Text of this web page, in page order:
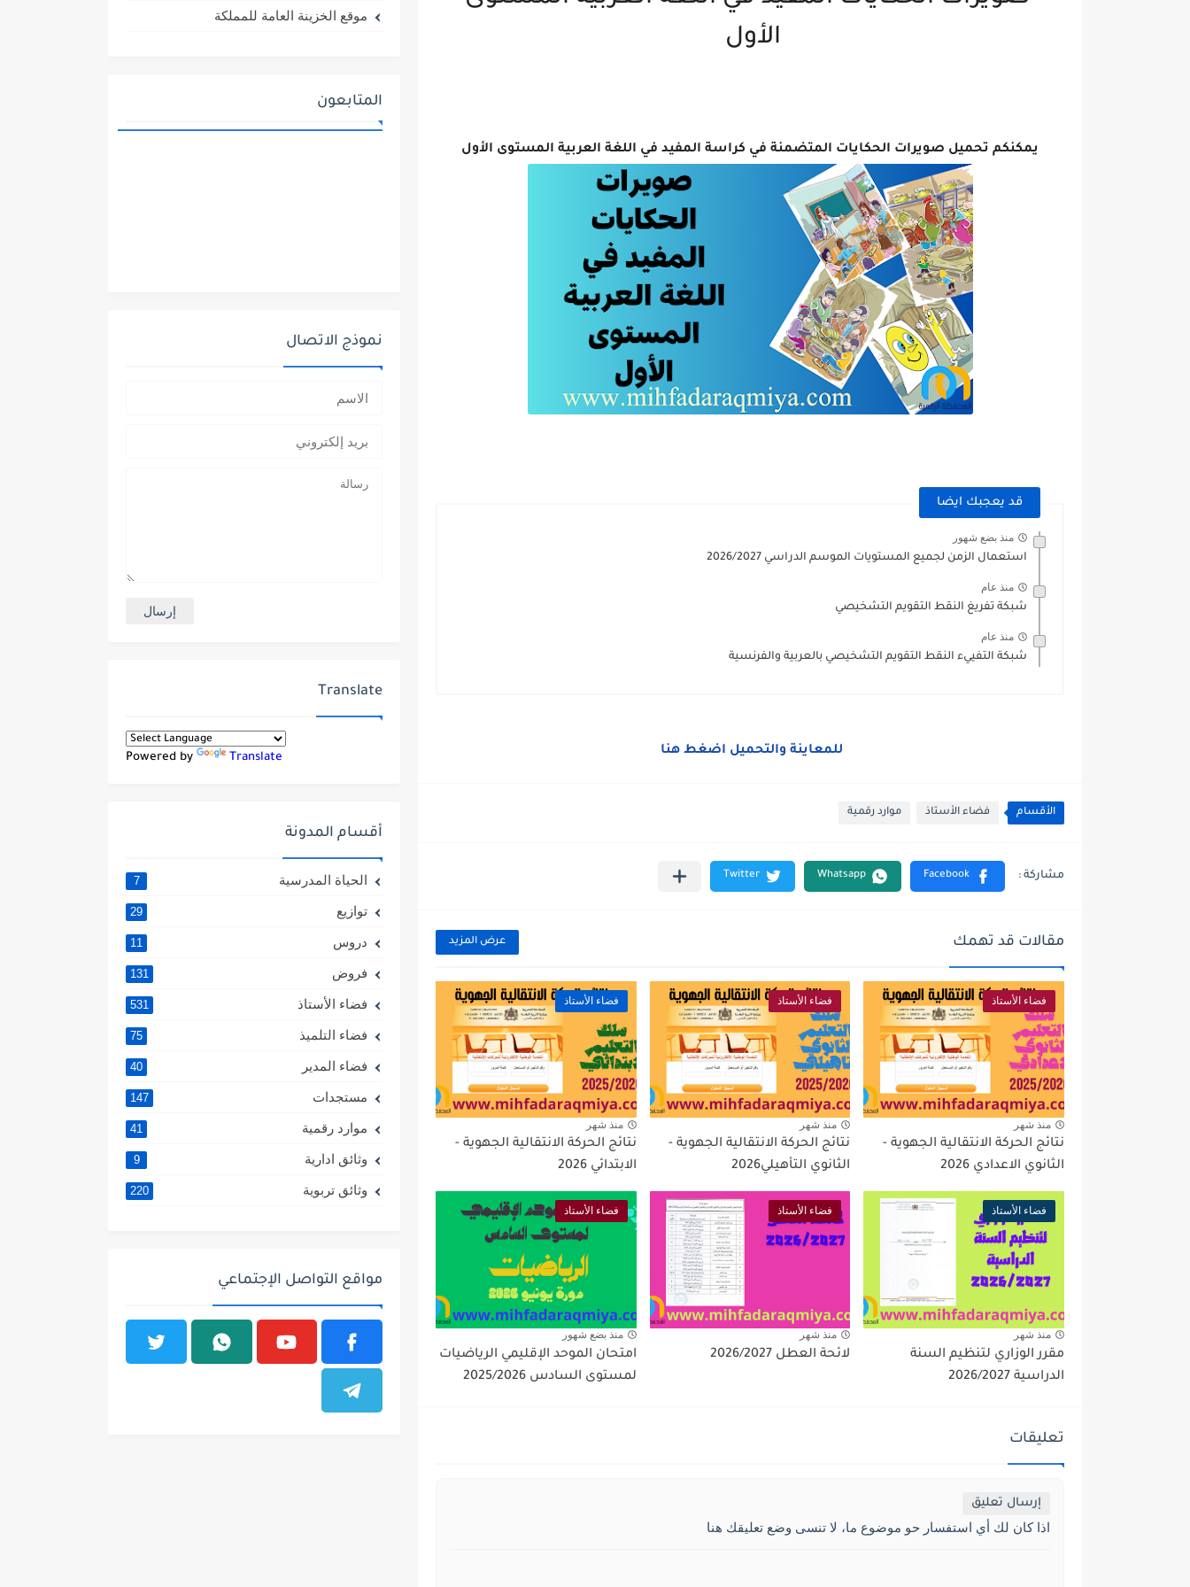
الأول
يمكنكم تحميل صويرات الحكايات المتضمنة في كراسة المفيد في اللغة العربية المستوى الأول
قد يعجبك ايضا
منذ بضع شهور
استعمال الزمن لجميع المستويات الموسم الدراسي 2026/2027
منذ عام
شبكة تفريغ النقط التقويم التشخيصي
منذ عام
شبكة التفييء النقط التقويم التشخيصي بالعربية والفرنسية
للمعاينة والتحميل اضغط هنا
الأقسام فضاء الأستاذ موارد رقمية
مقالات قد تهمك عرض المزيد
فضاء الأستاذ
منذ شهر
نتائج الحركة الانتقالية الجهوية -
الثانوي الاعدادي 2026
فضاء الأستاذ
منذ شهر
نتائج الحركة الانتقالية الجهوية -
الثانوي التأهيلي2026
فضاء الأستاذ
منذ شهر
نتائج الحركة الانتقالية الجهوية -
الابتدائي 2026
فضاء الأستاذ
منذ شهر
مقرر الوزاري لتنظيم السنة
الدراسية 2026/2027
فضاء الأستاذ
منذ شهر
لائحة العطل 2026/2027
فضاء الأستاذ
منذ بضع شهور
امتحان الموحد الإقليمي الرياضيات
لمستوى السادس 2025/2026
تعليقات
إرسال تعليق
اذا كان لك أي استفسار حو موضوع ما، لا تنسى وضع تعليقك هنا
موقع الخزينة العامة للمملكة
المتابعون
نموذج الاتصال
Translate
Powered by Translate
أقسام المدونة
الحياة المدرسية 7
توازيع 29
دروس 11
فروض 131
فضاء الأستاذ 531
فضاء التلميذ 75
فضاء المدير 40
مستجدات 147
موارد رقمية 41
وثائق ادارية 9
وثائق تربوية 220
مواقع التواصل الإجتماعي